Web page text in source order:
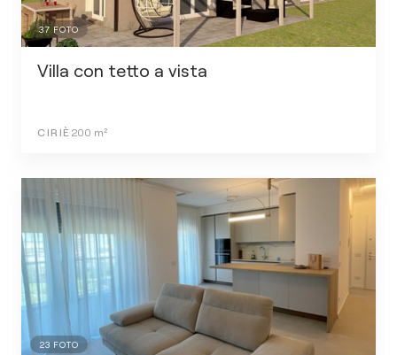
37 FOTO
Villa con tetto a vista
CIRIÈ 200 m²
23 FOTO